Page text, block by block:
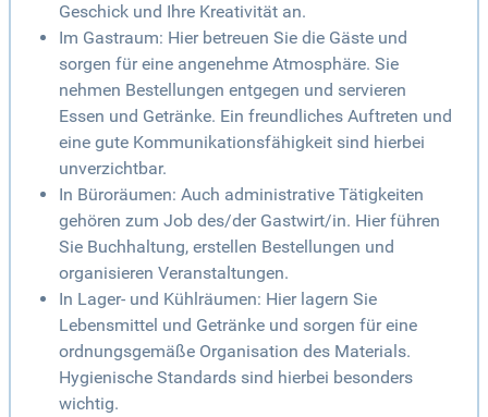
Geschick und Ihre Kreativität an.
Im Gastraum: Hier betreuen Sie die Gäste und
sorgen für eine angenehme Atmosphäre. Sie
nehmen Bestellungen entgegen und servieren
Essen und Getränke. Ein freundliches Auftreten und
eine gute Kommunikationsfähigkeit sind hierbei
unverzichtbar.
In Büroräumen: Auch administrative Tätigkeiten
gehören zum Job des/der Gastwirt/in. Hier führen
Sie Buchhaltung, erstellen Bestellungen und
organisieren Veranstaltungen.
In Lager- und Kühlräumen: Hier lagern Sie
Lebensmittel und Getränke und sorgen für eine
ordnungsgemäße Organisation des Materials.
Hygienische Standards sind hierbei besonders
wichtig.